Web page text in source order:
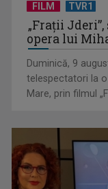
„Spune-mi”, piesa
în concursul ...
FILM TVR1
„Frații
opera lui
Duminică, 9
telespectatori la
Mare, prin filmul